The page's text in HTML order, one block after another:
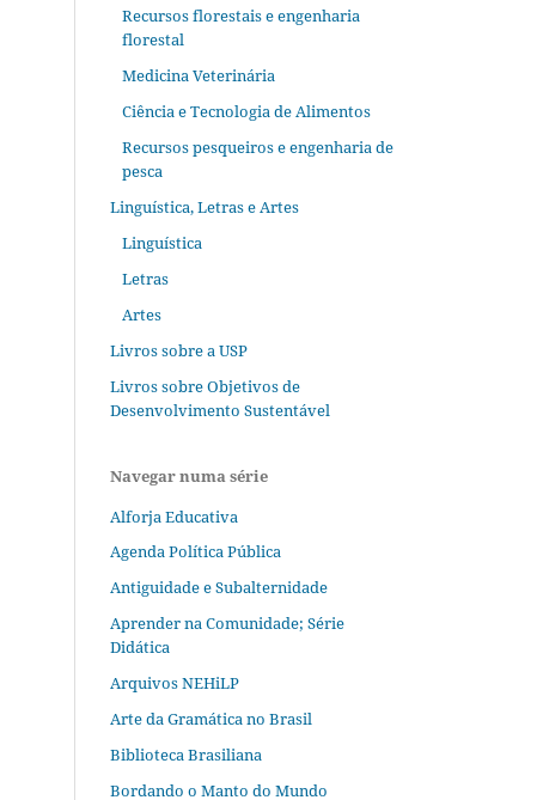
Recursos florestais e engenharia
florestal
Medicina Veterinária
Ciência e Tecnologia de Alimentos
Recursos pesqueiros e engenharia de
pesca
Linguística, Letras e Artes
Linguística
Letras
Artes
Livros sobre a USP
Livros sobre Objetivos de
Desenvolvimento Sustentável
Navegar numa série
Alforja Educativa
Agenda Política Pública
Antiguidade e Subalternidade
Aprender na Comunidade; Série
Didática
Arquivos NEHiLP
Arte da Gramática no Brasil
Biblioteca Brasiliana
Bordando o Manto do Mundo